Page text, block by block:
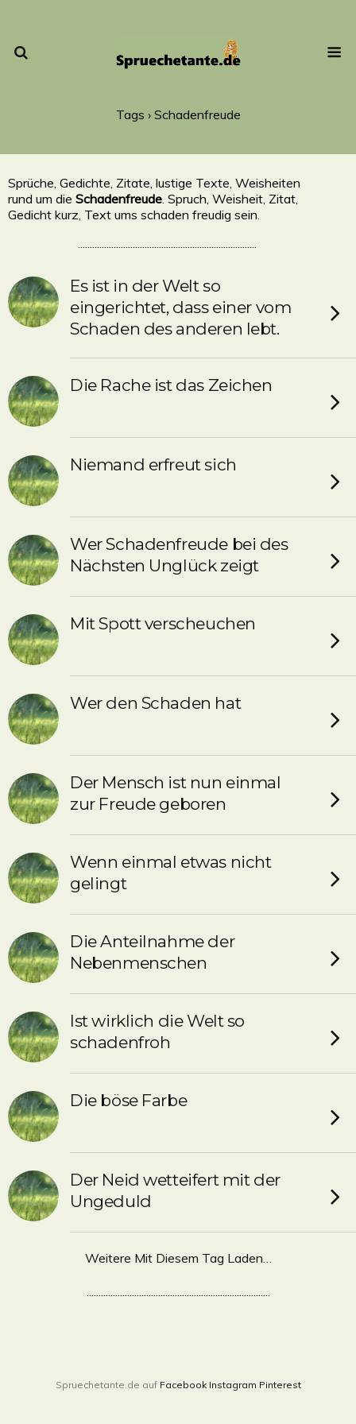
Tags › Schadenfreude
Sprüche, Gedichte, Zitate, lustige Texte, Weisheiten
rund um die Schadenfreude. Spruch, Weisheit, Zitat,
Gedicht kurz, Text ums schaden freudig sein.
...........................................................................
Es ist in der Welt so
eingerichtet, dass einer vom
Schaden des anderen lebt.
Die Rache ist das Zeichen
Niemand erfreut sich
Wer Schadenfreude bei des
Nächsten Unglück zeigt
Mit Spott verscheuchen
Wer den Schaden hat
Der Mensch ist nun einmal
zur Freude geboren
Wenn einmal etwas nicht
gelingt
Die Anteilnahme der
Nebenmenschen
Ist wirklich die Welt so
schadenfroh
Die böse Farbe
Der Neid wetteifert mit der
Ungeduld
Weitere Mit Diesem Tag Laden…
.............................................................................
Spruechetante.de auf Facebook Instagram Pinterest